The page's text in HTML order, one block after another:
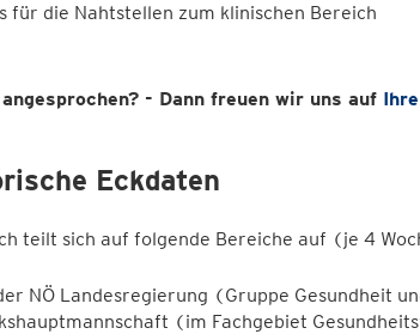
für die Nahtstellen zum klinischen Bereich
- Dann freuen wir uns auf
Eckdaten
teilt sich auf folgende Bereiche auf (je 4
NÖ Landesregierung (Gruppe Gesundheit
(im Fachgebiet